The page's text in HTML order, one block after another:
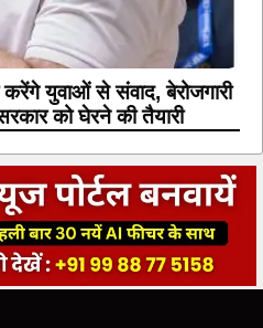
करेंगे युवाओं से संवाद, बेरोजगारी
को घेरने की तैयारी